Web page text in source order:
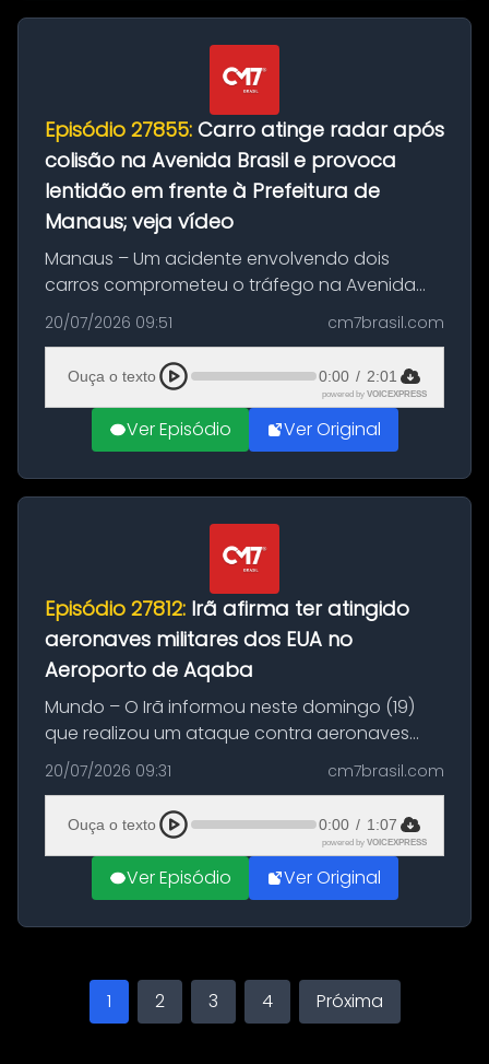
Episódio 27855: Carro atinge radar após
colisão na Avenida Brasil e provoca
lentidão em frente à Prefeitura de
Manaus; veja vídeo
Manaus – Um acidente envolvendo dois
carros comprometeu o tráfego na Avenida
Brasil durante a manhã desta segunda-feira
(20), em frente ao complexo da Prefeitura de
Manaus, na Zona Oeste. A batida ter...
20/07/2026 09:51 cm7brasil.com
Ouça o texto 0:00 / 2:01
powered by VOICEXPRESS
Ver Episódio Ver Original
Episódio 27812: Irã afirma ter atingido
aeronaves militares dos EUA no
Aeroporto de Aqaba
Mundo – O Irã informou neste domingo (19)
que realizou um ataque contra aeronaves
militares dos Estados Unidos estacionadas no
Aeroporto de Aqaba, na Jordânia, durante a
21ª fase da Operação Nasr 2. A...
20/07/2026 09:31 cm7brasil.com
Ouça o texto 0:00 / 1:07
powered by VOICEXPRESS
Ver Episódio Ver Original
1 2 3 4 Próxima